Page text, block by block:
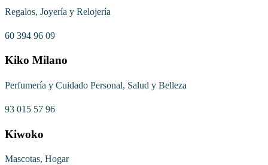
Regalos, Joyería y Relojería
60 394 96 09
Kiko Milano
Perfumería y Cuidado Personal, Salud y Belleza
93 015 57 96
Kiwoko
Mascotas, Hogar